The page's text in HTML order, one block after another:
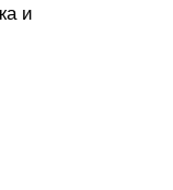
и